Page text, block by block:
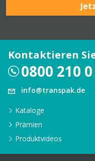
Kontaktieren
0800 210
info@transpak.de
Kataloge
Prämien
Produktvideos